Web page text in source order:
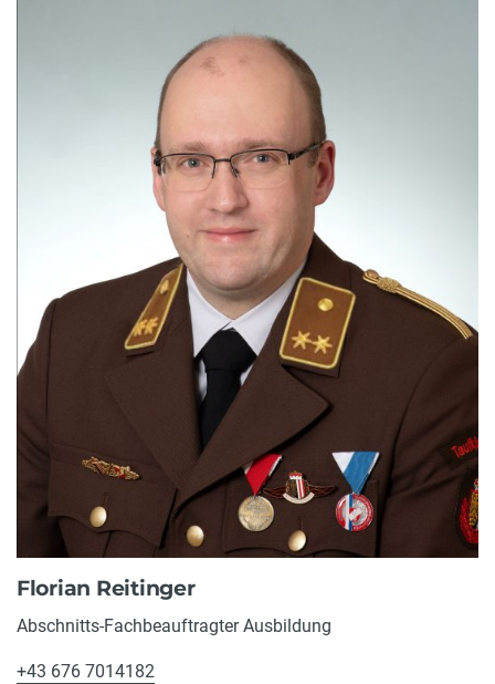
Florian Reitinger
Abschnitts-Fachbeauftragter Ausbildung
+43 676 7014182